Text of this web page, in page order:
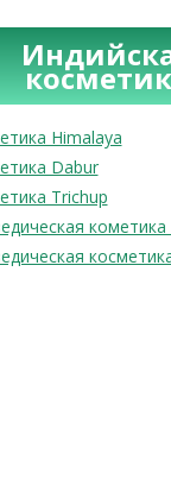
Himalaya
Dabur
Trichup
кометика